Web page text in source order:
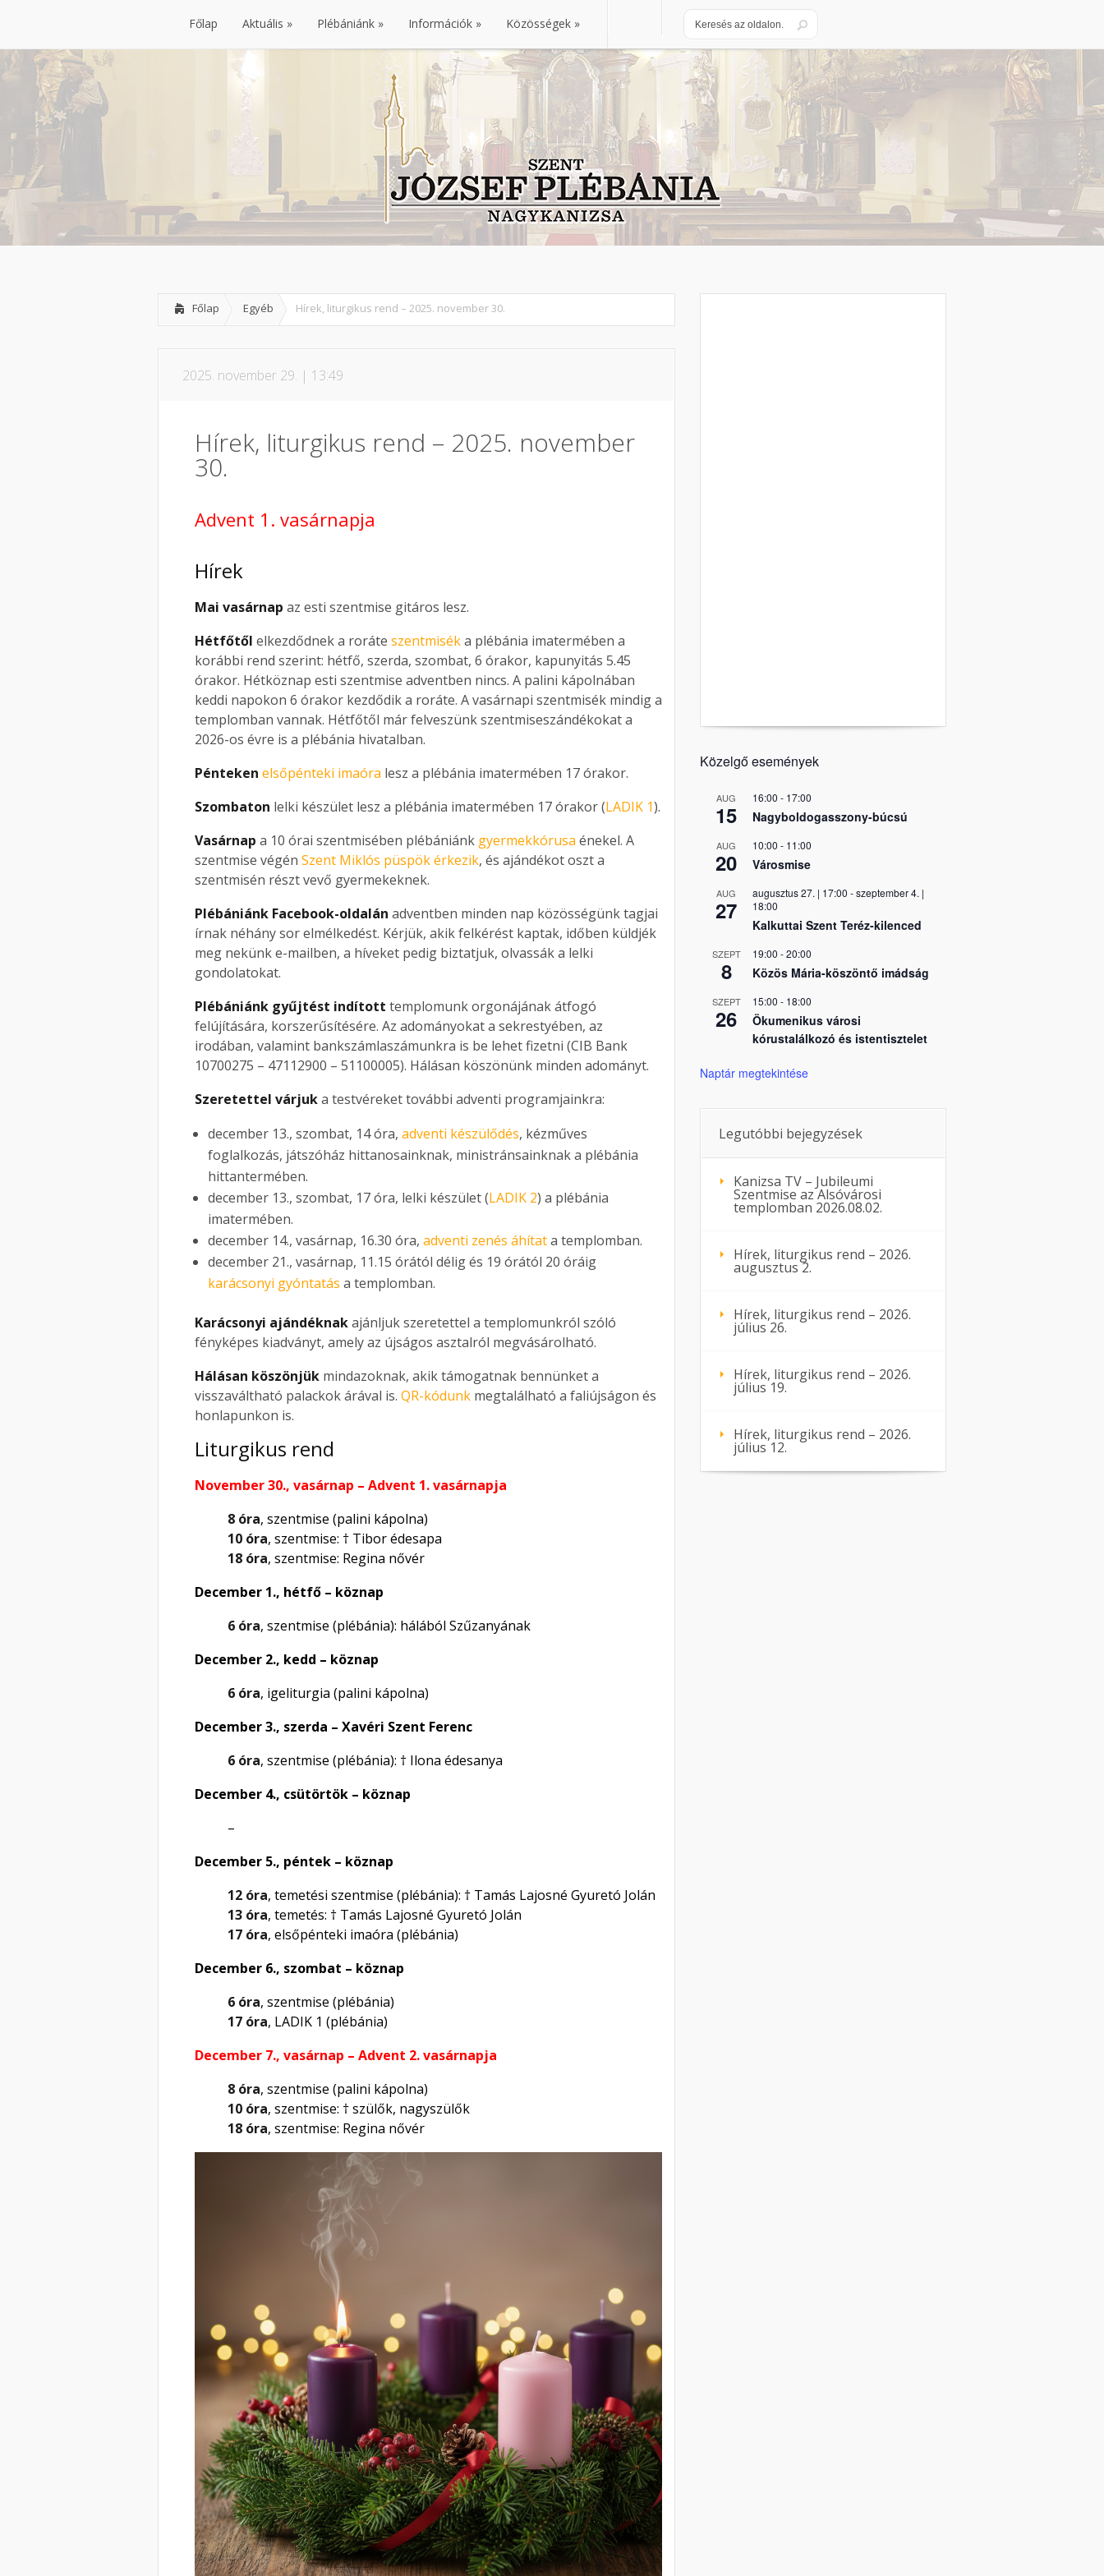
Főlap Aktuális Plébániánk Információk
Információk
Közösségek
Közösségek
Főlap Egyéb Hírek, liturgikus rend – 2025. november 30.
2025. november 29. | 13:49
Hírek, liturgikus rend – 2025. november
30.
Advent 1. vasárnapja
Hírek
Mai vasárnap az esti szentmise gitáros lesz.
Hétfőtől elkezdődnek a roráte szentmiséka plébánia imatermében a
korábbi rend szerint: hétfő, szerda, szombat, 6 órakor, kapunyitás 5.45
órakor. Hétköznap esti szentmise adventben nincs. A palini kápolnában
keddi napokon 6 órakor kezdődik a roráte. A vasárnapi szentmisék mindig a
templomban vannak. Hétfőtől már felveszünk szentmiseszándékokat a
2026-os évre is a plébánia hivatalban.
Pénteken elsőpénteki imaóra lesz a plébánia imatermében 17 órakor.
Szombaton lelki készület lesz a plébánia imatermében 17 órakor (LADIK 1).
Vasárnap a 10 órai szentmisében plébániánk gyermekkórusa énekel. A
szentmise végén Szent Miklós püspök érkezik, és ajándékot oszt a
szentmisén részt vevő gyermekeknek.
Plébániánk Facebook-oldalán adventben minden nap közösségünk tagjai
írnak néhány sor elmélkedést. Kérjük, akik felkérést kaptak, időben küldjék
meg nekünk e-mailben, a híveket pedig biztatjuk, olvassák a lelki
gondolatokat.
Plébániánk gyűjtést indított templomunk orgonájának átfogó
felújítására, korszerűsítésére. Az adományokat a sekrestyében, az
irodában, valamint bankszámlaszámunkra is be lehet fizetni (CIB Bank
10700275 – 47112900 – 51100005). Hálásan köszönünk minden adományt.
Szeretettel várjuka testvéreket további adventi programjainkra:
december 13., szombat, 14 óra, adventi készülődés, kézműves
foglalkozás, játszóház hittanosainknak, ministránsainknak a plébánia
hittantermében.
december 13., szombat, 17 óra, lelki készület (LADIK 2) a plébánia
imatermében.
december 14., vasárnap, 16.30 óra, adventi zenés áhítata templomban.
december 21., vasárnap, 11.15 órától délig és 19 órától 20 óráig
karácsonyi gyóntatás a templomban.
Karácsonyi ajándéknakajánljuk szeretettel a templomunkról szóló
fényképes kiadványt, amely az újságos asztalról megvásárolható.
Hálásan köszönjük mindazoknak, akik támogatnak bennünket a
visszaváltható palackok árával is. QR-kódunk megtalálható a faliújságon és
honlapunkon is.
Liturgikus rend
November 30., vasárnap – Advent 1. vasárnapja
8 óra, szentmise (palini kápolna)
10 óra, szentmise: † Tibor édesapa
18 óra, szentmise: Regina nővér
December 1., hétfő – köznap
6 óra, szentmise (plébánia): hálából Szűzanyának
December 2., kedd – köznap
6 óra, igeliturgia (palini kápolna)
December 3., szerda – Xavéri Szent Ferenc
6 óra, szentmise (plébánia): † Ilona édesanya
December 4., csütörtök – köznap
–
December 5., péntek – köznap
12 óra, temetési szentmise (plébánia): † Tamás Lajosné Gyuretó Jolán
13 óra, temetés: † Tamás Lajosné Gyuretó Jolán
17 óra, elsőpénteki imaóra (plébánia)
December 6., szombat – köznap
6 óra, szentmise (plébánia)
17 óra, LADIK 1 (plébánia)
December 7., vasárnap – Advent 2. vasárnapja
8 óra, szentmise (palini kápolna)
10 óra, szentmise: † szülők, nagyszülők
18 óra, szentmise: Regina nővér
Közelgő események
AUG
15
16:00 - 17:00
Nagyboldogasszony-búcsú
AUG
20
10:00 - 11:00
Városmise
AUG
27
augusztus 27. | 17:00 -szeptember 4. |
18:00
Kalkuttai Szent Teréz-kilenced
SZEPT
8
19:00 -20:00
Közös Mária-köszöntő imádság
SZEPT
26
15:00 - 18:00
Ökumenikus városi
kórustalálkozó és istentisztelet
Naptár megtekintése
Legutóbbi bejegyzések
Kanizsa TV – Jubileumi
Szentmise az Alsóvárosi
templomban 2026.08.02.
Hírek, liturgikus rend – 2026.
augusztus 2.
Hírek, liturgikus rend – 2026.
július 26.
Hírek, liturgikus rend – 2026.
július 19.
Hírek, liturgikus rend – 2026.
július 12.